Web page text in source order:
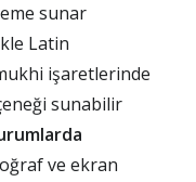
sunar
Latin
işaretlerinde
sunabilir
ve ekran